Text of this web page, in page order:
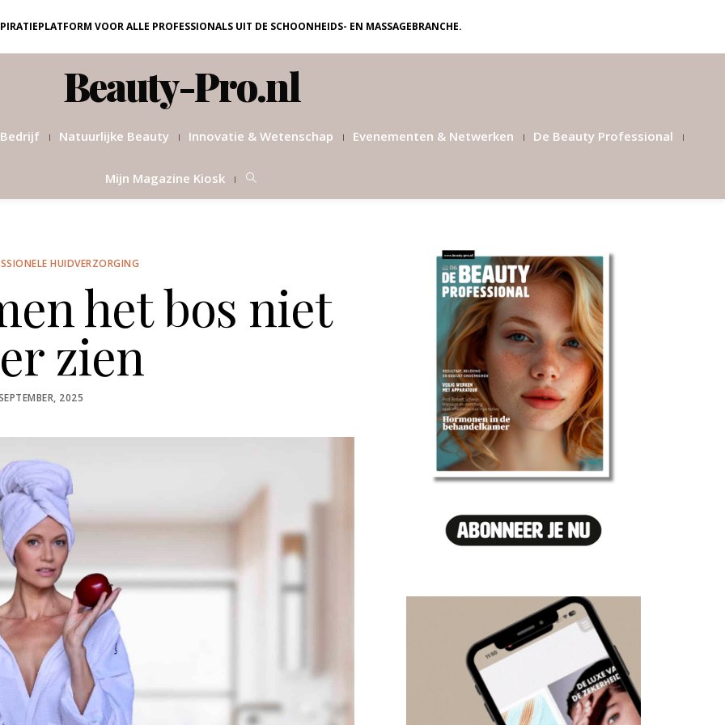
VOOR ALLE PROFESSIONALS UIT DE SCHOONHEIDS- EN MASSAGEBRANCHE.
Beauty-Pro.nl
Natuurlijke Beauty Innovatie & Wetenschap Evenementen & Netwerken De Beauty Professional
Mijn Magazine Kiosk
HUIDVERZORGING
het bos niet
zien
2025